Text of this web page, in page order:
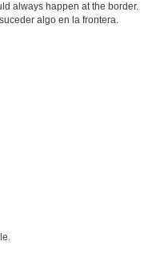
always happen at the border.
algo en la frontera.